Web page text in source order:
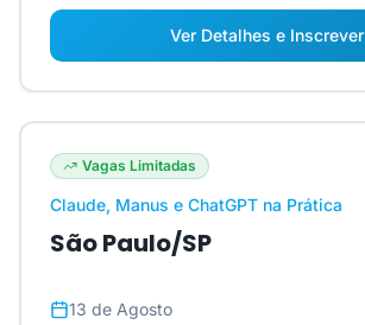
Ver Detalhes e Inscrever
Vagas Limitadas
Claude, Manus e ChatGPT na Prática
São Paulo/SP
13 de Agosto